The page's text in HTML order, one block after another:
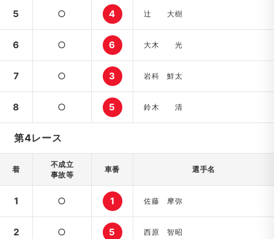
5 ○ 4 辻 大樹
6 ○ 6 大木 光
7 ○ 3 岩科 鮮太
8 ○ 5 鈴木 清
第4レース
着
不成立
事故等
車番 選手名
1 ○ 1 佐藤 摩弥
2 ○ 5 西原 智昭